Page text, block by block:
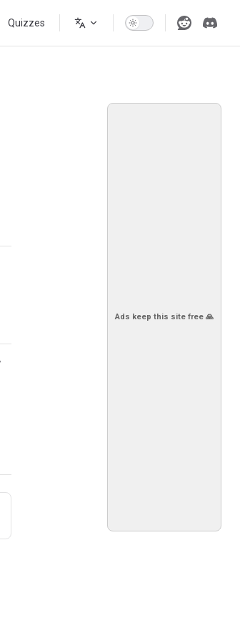
Quizzes
Ads keep this site free 🙏